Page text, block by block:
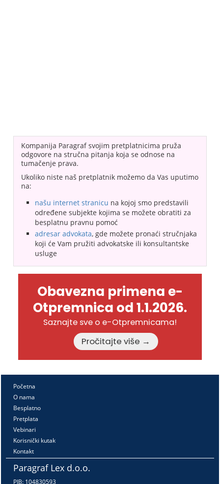
Kompanija Paragraf svojim pretplatnicima pruža
odgovore na stručna pitanja koja se odnose na
tumačenje prava.
Ukoliko niste naš pretplatnik možemo da Vas uputimo
na:
našu internet stranicu na kojoj smo predstavili
određene subjekte kojima se možete obratiti za
besplatnu pravnu pomoć
adresar advokata, gde možete pronaći stručnjaka
koji će Vam pružiti advokatske ili konsultantske
usluge
Obavezna primena e-
Otpremnica od 1.1.2026.
Saznajte sve o e-Otpremnicama!
Pročitajte više →
Početna
O nama
Besplatno
Pretplata
Vebinari
Korisnički kutak
Kontakt
Paragraf Lex d.o.o.
PIB: 104830593